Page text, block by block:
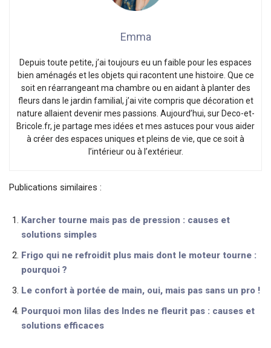
Emma
Depuis toute petite, j’ai toujours eu un faible pour les espaces
bien aménagés et les objets qui racontent une histoire. Que ce
soit en réarrangeant ma chambre ou en aidant à planter des
fleurs dans le jardin familial, j’ai vite compris que décoration et
nature allaient devenir mes passions. Aujourd’hui, sur Deco-et-
Bricole.fr, je partage mes idées et mes astuces pour vous aider
à créer des espaces uniques et pleins de vie, que ce soit à
l’intérieur ou à l’extérieur.
Publications similaires :
Karcher tourne mais pas de pression : causes et
solutions simples
Frigo qui ne refroidit plus mais dont le moteur tourne :
pourquoi ?
Le confort à portée de main, oui, mais pas sans un pro !
Pourquoi mon lilas des Indes ne fleurit pas : causes et
solutions efficaces